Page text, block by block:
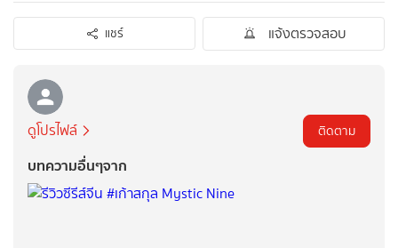
แชร์ แจ้งตรวจสอบ
ดูโปรไฟล์ ติดตาม
บทความอื่นๆจาก